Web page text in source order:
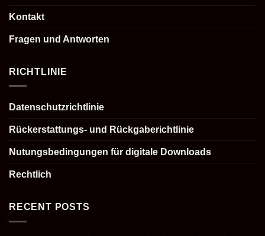
Kontakt
Fragen und Antworten
RICHTLINIE
Datenschutzrichtlinie
Rückerstattungs- und Rückgaberichtlinie
Nutungsbedingungen für digitale Downloads
Rechtlich
RECENT POSTS